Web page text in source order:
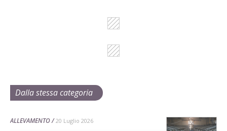
Dalla stessa categoria
ALLEVAMENTO 20 Luglio 2026